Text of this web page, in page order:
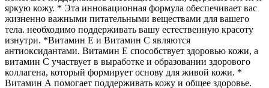
яркую кожу. * Эта инновационная формула обеспечивает вас
жизненно важными питательными веществами для вашего
тела. необходимо поддерживать вашу естественную красоту
изнутри. *Витамин Е и Витамин С являются
антиоксидантами. Витамин Е способствует здоровью кожи, а
витамин С участвует в выработке и образовании здорового
коллагена, который формирует основу для живой кожи. *
Витамин А помогает поддерживать кожу и общее здоровье.